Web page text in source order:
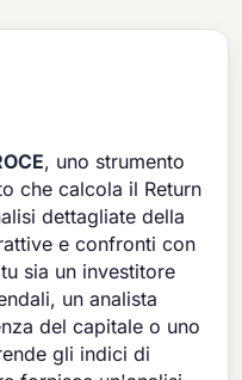
, uno strumento
che calcola il Return
dettagliate della
e confronti con
sia un investitore
un analista
del capitale o uno
gli indici di